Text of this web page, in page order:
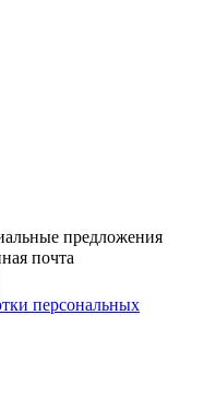
предложения
почта
персональных